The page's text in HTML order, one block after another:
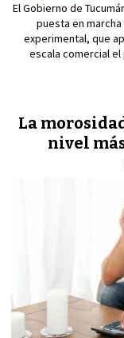
El Gobierno de
puesta en
experimental, que
escala comercial
La
nivel